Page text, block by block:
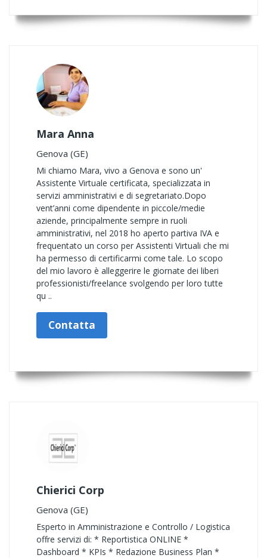
Mara Anna
Genova (GE)
Mi chiamo Mara, vivo a Genova e sono un'
Assistente Virtuale certificata, specializzata in
servizi amministrativi e di segretariato. ​Dopo
vent’anni come dipendente in piccole/medie
aziende, principalmente sempre in ruoli
amministrativi, nel 2018 ho aperto partiva IVA e
frequentato un corso per Assistenti Virtuali che mi
ha permesso di certificarmi come tale. Lo scopo
del mio lavoro è alleggerire le giornate dei liberi
professionisti/freelance svolgendo per loro tutte
qu ..
Contatta
Chierici Corp
Genova (GE)
Esperto in Amministrazione e Controllo / Logistica
offre servizi di: * Reportistica ONLINE *
Dashboard * KPIs * Redazione Business Plan *